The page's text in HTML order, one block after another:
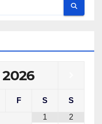
2026
F S
S
1
2